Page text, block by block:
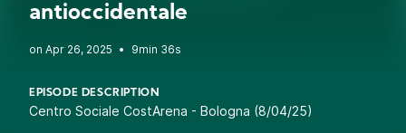
antioccidentale
• 9min 36s
EPISODE DESCRIPTION
Centro Sociale CostArena - Bologna (8/04/25)